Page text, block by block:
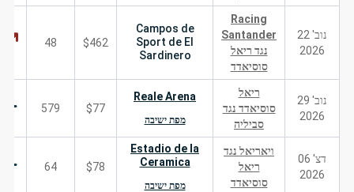
נוב' 22
2026
Racing
Santander
נגד ריאל
סוסיאדד
Campos de
Sport de El
Sardinero
$462
48
נוב' 29
2026
ריאל
סוסיאדד נגד
סביליה
Reale Arena
מפת ישיבה
$77
579
דצ' 06
2026
ויאריאל נגד
ריאל
סוסיאדד
Estadio de la
Ceramica
מפת ישיבה
$78
64